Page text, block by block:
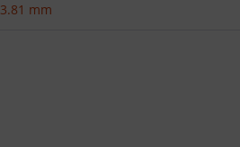
3.81 mm